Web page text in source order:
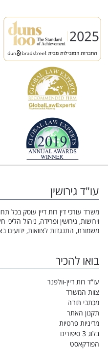
עו"ד גירושין
משרד עורכי דין רות דיין עוסק בכל
וירושות, גירושין ופרידה, ניהול
משמורת, התנגדות לצוואות, ידועים
בואו להכיר
עו”ד רות דיין-וולפנר
צוות המשרד
מכתבי תודה
תקנון האתר
מדיניות פרטיות
בלוג 3 סיפורים
הפודקאסט